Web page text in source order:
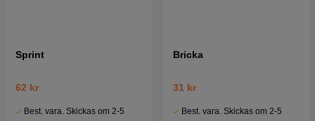
Sprint
62 kr
Best. vara. Skickas om 2-5
Bricka
31 kr
Best. vara. Skickas om 2-5